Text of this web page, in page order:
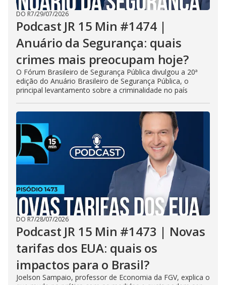
DO R7/29/07/2026
Podcast JR 15 Min #1474 |
Anuário da Segurança: quais
crimes mais preocupam hoje?
O Fórum Brasileiro de Segurança Pública divulgou a 20ª
edição do Anuário Brasileiro de Segurança Pública, o
principal levantamento sobre a criminalidade no país
DO R7/28/07/2026
Podcast JR 15 Min #1473 | Novas
tarifas dos EUA: quais os
impactos para o Brasil?
Joelson Sampaio, professor de Economia da FGV, explica o